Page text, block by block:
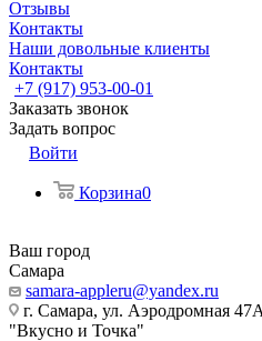
Отзывы
Контакты
Наши довольные клиенты
Контакты
+7 (917) 953-00-01
Заказать звонок
Задать вопрос
Войти
Корзина0
Ваш город
Самара
samara-appleru@yandex.ru
г. Самара, ул. Аэродромная
"Вкусно и Точка"